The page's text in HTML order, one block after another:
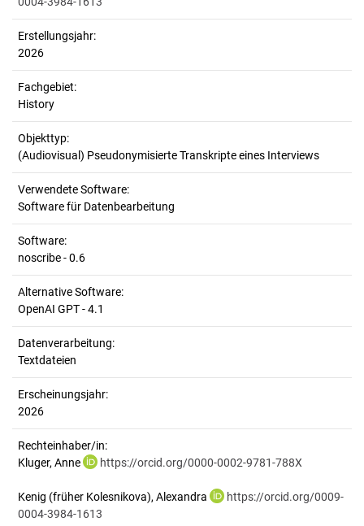
Erstellungsjahr:
2026
Fachgebiet:
History
Objekttyp:
(Audiovisual) Pseudonymisierte Transkripte eines Interviews
Verwendete Software:
Software für Datenbearbeitung
Software:
noscribe - 0.6
Alternative Software:
OpenAI GPT - 4.1
Datenverarbeitung:
Textdateien
Erscheinungsjahr:
2026
Rechteinhaber/in:
Kluger, Anne
https://orcid.org/0000-0002-9781-788X
Kenig (früher Kolesnikova), Alexandra
https://orcid.org/0009-
0004-3984-1613